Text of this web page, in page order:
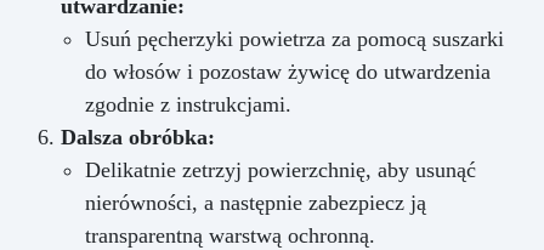
utwardzanie:
Usuń pęcherzyki powietrza za pomocą suszarki
do włosów i pozostaw żywicę do utwardzenia
zgodnie z instrukcjami.
Dalsza obróbka:
Delikatnie zetrzyj powierzchnię, aby usunąć
nierówności, a następnie zabezpiecz ją
transparentną warstwą ochronną.